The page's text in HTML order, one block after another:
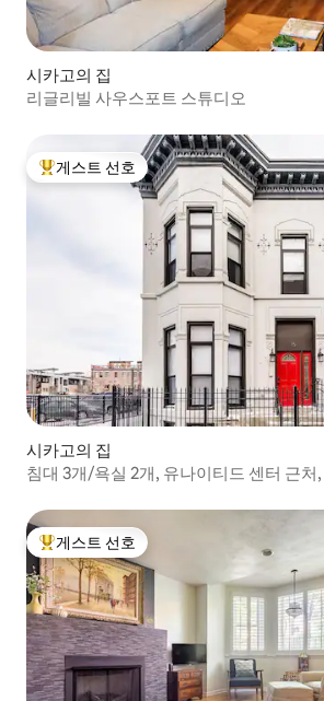
시카고의 집
리글리빌 사우스포트 스튜디오
상위 게스트 선호
게스트 선호
시카고의 집
침대 3개/욕실 2개, 유나이티드 센터 근처
상위 게스트 선호
게스트 선호